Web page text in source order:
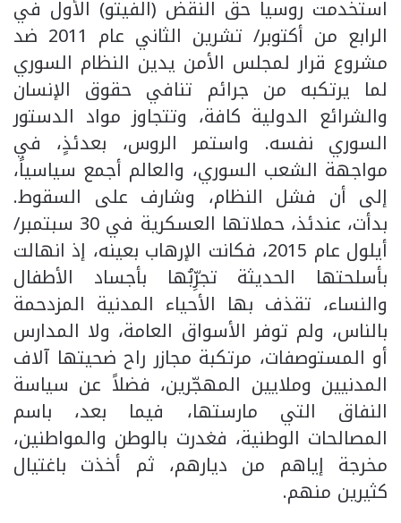
استخدمت روسيا حق النقض (الفيتو) الأول في
الرابع من أكتوبر/ تشرين الثاني عام 2011 ضد
مشروع قرار لمجلس الأمن يدين النظام السوري
لما يرتكبه من جرائم تنافي حقوق الإنسان
والشرائع الدولية كافة، وتتجاوز مواد الدستور
السوري نفسه. واستمر الروس، بعدئذٍ، في
مواجهة الشعب السوري، والعالم أجمع سياسياً،
إلى أن فشل النظام، وشارف على السقوط.
بدأت، عندئذ، حملاتها العسكرية في 30 سبتمبر/
أيلول عام 2015، فكانت الإرهاب بعينه، إذ انهالت
بأسلحتها الحديثة تجرِّبُها بأجساد الأطفال
والنساء، تقذف بها الأحياء المدنية المزدحمة
بالناس، ولم توفر الأسواق العامة، ولا المدارس
أو المستوصفات، مرتكبة مجازر راح ضحيتها آلاف
المدنيين وملايين المهجّرين، فضلاً عن سياسة
النفاق التي مارستها، فيما بعد، باسم
المصالحات الوطنية، فغدرت بالوطن والمواطنين،
مخرجة إياهم من ديارهم، ثم أخذت باغتيال
كثيرين منهم.